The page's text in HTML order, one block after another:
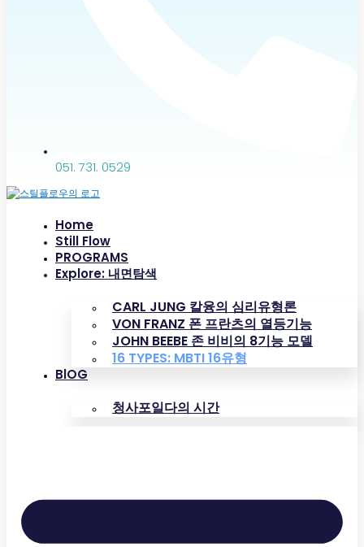
051. 731. 0529
Home
Still Flow
PROGRAMS
Explore: 내면탐색
CARL JUNG 칼융의 심리유형론
VON FRANZ 폰 프란츠의 열등기능
JOHN BEEBE 존 비비의 8기능 모델
16 TYPES: MBTI 16유형
BlOG
청사포일다의 시간